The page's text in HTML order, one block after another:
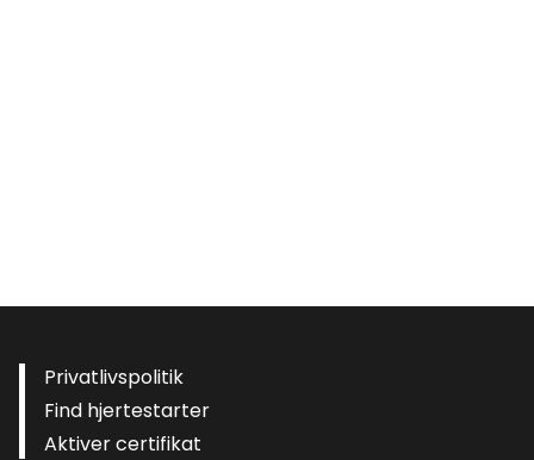
Privatlivspolitik
Find hjertestarter
Aktiver certifikat